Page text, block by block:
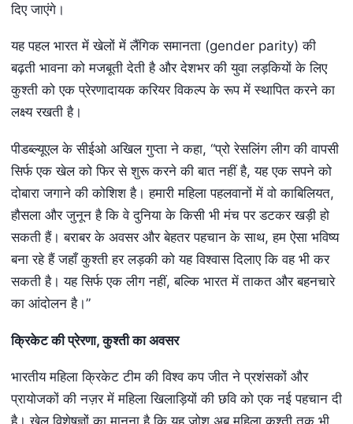
दिए जाएंगे।
यह पहल भारत में खेलों में लैंगिक समानता (gender parity) की
बढ़ती भावना को मजबूती देती है और देशभर की युवा लड़कियों के लिए
कुश्ती को एक प्रेरणादायक करियर विकल्प के रूप में स्थापित करने का
लक्ष्य रखती है।
पीडब्ल्यूएल के सीईओ अखिल गुप्ता ने कहा, “प्रो रेसलिंग लीग की वापसी
सिर्फ एक खेल को फिर से शुरू करने की बात नहीं है, यह एक सपने को
दोबारा जगाने की कोशिश है। हमारी महिला पहलवानों में वो काबिलियत,
हौसला और जुनून है कि वे दुनिया के किसी भी मंच पर डटकर खड़ी हो
सकती हैं। बराबर के अवसर और बेहतर पहचान के साथ, हम ऐसा भविष्य
बना रहे हैं जहाँ कुश्ती हर लड़की को यह विश्वास दिलाए कि वह भी कर
सकती है। यह सिर्फ एक लीग नहीं, बल्कि भारत में ताकत और बहनचारे
का आंदोलन है।”
क्रिकेट की प्रेरणा, कुश्ती का अवसर
भारतीय महिला क्रिकेट टीम की विश्व कप जीत ने प्रशंसकों और
प्रायोजकों की नज़र में महिला खिलाड़ियों की छवि को एक नई पहचान दी